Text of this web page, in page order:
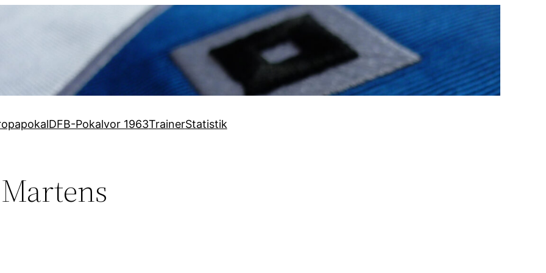
DFB-Pokalvor 1963TrainerStatistik